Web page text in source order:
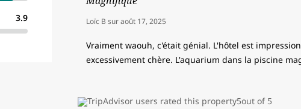
3.9 Loïc B suraoût 17, 2025
Vraiment waouh, c'était génial. L'hôtel est
excessivement chère. L'aquarium dans la piscine